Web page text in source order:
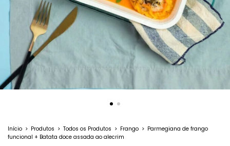
Início > Produtos > Todos os Produtos > Frango > Parmegiana de frango
funcional + Batata doce assada ao alecrim